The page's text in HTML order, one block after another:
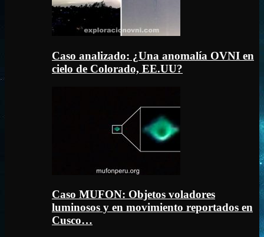
Caso analizado: ¿Una anomalía OVNI en
cielo de Colorado, EE.UU?
Caso MUFON: Objetos voladores
luminosos y en movimiento reportados en
Cusco…